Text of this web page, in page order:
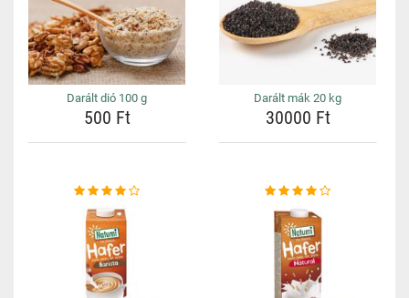
Darált dió 100 g
500 Ft
Darált mák 20 kg
30000 Ft